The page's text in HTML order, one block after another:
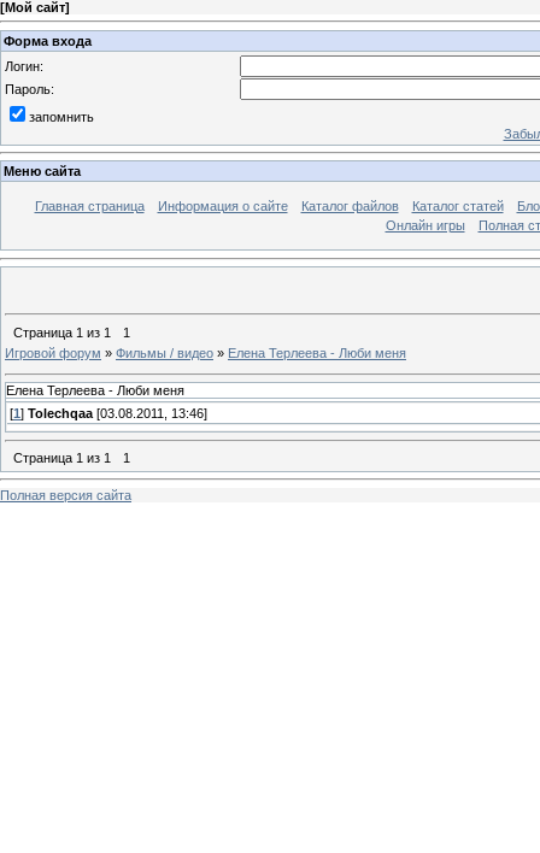
[Мой сайт]
Форма входа
Логин:
Пароль:
запомнить
Меню сайта
Главная страница Информация о сайте Каталог файлов Каталог статей
Онлайн игры
Полная
Страница 1 из 1
1
Игровой форум » Фильмы / видео » Елена Терлеева - Люби меня
Елена Терлеева - Люби меня
[1 ] Tolechqaa [03.08.2011, 13:46]
Страница 1 из 1 1
Полная версия сайта